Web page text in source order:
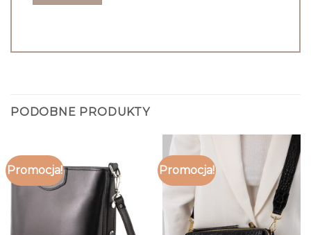
PODOBNE PRODUKTY
Promocja! Promocja!